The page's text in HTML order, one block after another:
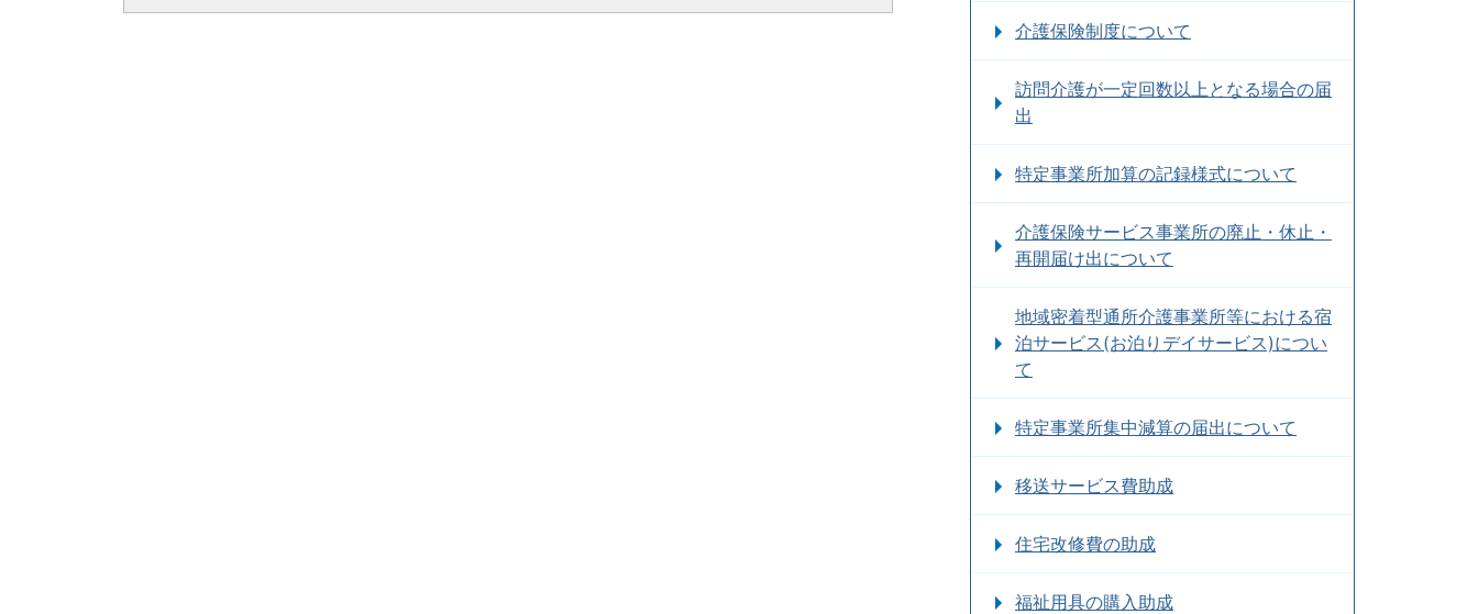
介護保険制度について
訪問介護が一定回数以上となる場合の届
出
特定事業所加算の記録様式について
介護保険サービス事業所の廃止・休止・
再開届け出について
地域密着型通所介護事業所等における宿
泊サービス(お泊りデイサービス)につい
て
特定事業所集中減算の届出について
移送サービス費助成
住宅改修費の助成
福祉用具の購入助成